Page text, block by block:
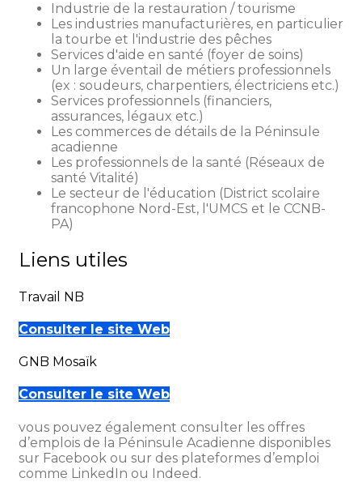
Industrie de la restauration / tourisme
Les industries manufacturières, en particulier
la tourbe et l'industrie des pêches
Services d'aide en santé (foyer de soins)
Un large éventail de métiers professionnels
(ex : soudeurs, charpentiers, électriciens etc.)
Services professionnels (financiers,
assurances, légaux etc.)
Les commerces de détails de la Péninsule
acadienne
Les professionnels de la santé (Réseaux de
santé Vitalité)
Le secteur de l'éducation (District scolaire
francophone Nord-Est, l'UMCS et le CCNB-
PA)
Liens utiles
Travail NB
Consulter le site Web
GNB Mosaïk
Consulter le site Web
vous pouvez également consulter les offres
d’emplois de la Péninsule Acadienne disponibles
sur Facebook ou sur des plateformes d’emploi
comme LinkedIn ou Indeed.